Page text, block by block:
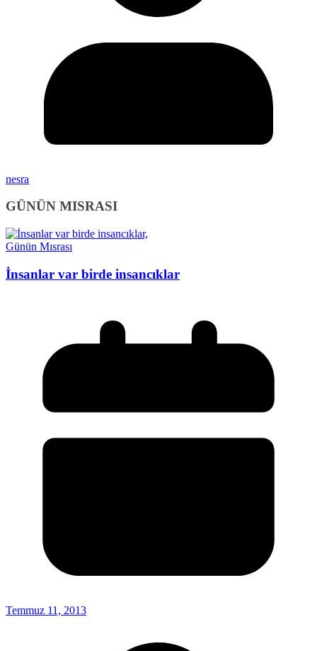
nesra
GÜNÜN MISRASI
Günün Mısrası
İnsanlar var birde insancıklar
Temmuz 11, 2013